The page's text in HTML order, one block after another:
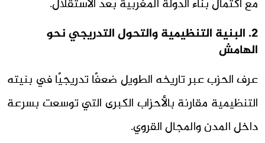
مع اكتمال بناء الدولة المغربية بعد الاستقلال.
2. البنية التنظيمية والتحول التدريجي نحو
الهامش
عرف الحزب عبر تاريخه الطويل ضعفًا تدريجيًا في بنيته
التنظيمية مقارنة بالأحزاب الكبرى التي توسعت بسرعة
داخل المدن والمجال القروي.